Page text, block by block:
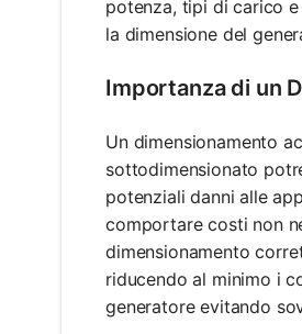
potenza, tipi di carico
la dimensione del
Importanza di un
Un dimensionamento
sottodimensionato
potenziali danni alle
comportare costi non
dimensionamento
riducendo al minimo i
generatore evitando